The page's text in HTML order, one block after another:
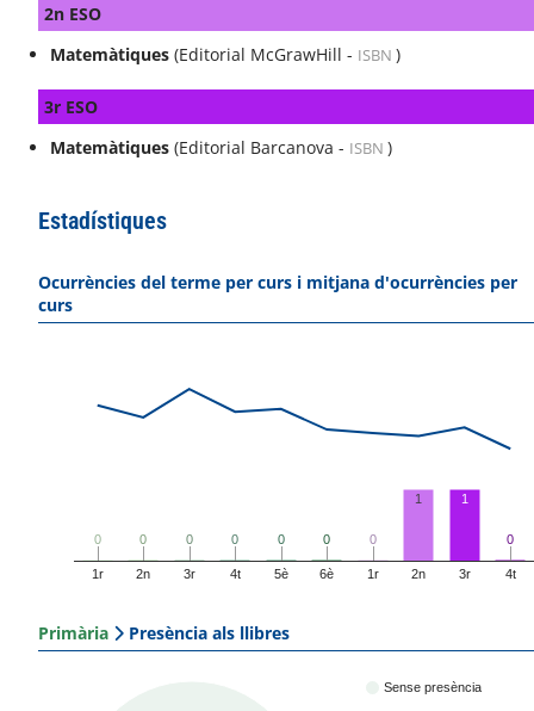
2n ESO
Matemàtiques (Editorial McGrawHill - ISBN )
3r ESO
Matemàtiques (Editorial Barcanova - ISBN )
Estadístiques
Ocurrències del terme per curs i mitjana d'ocurrències per
curs
1r 2n 3r 4t 5è 6è 1r 2n 3r 4t
0
0 0
0 0
0 0
0 0
0 0
0 0
0
1 1
0
0
Primària Presència als llibres
Sense presència